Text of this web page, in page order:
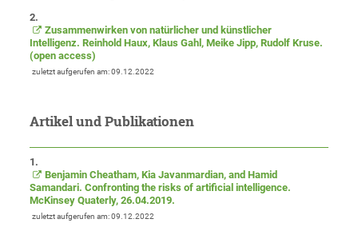
2.
Zusammenwirken von natürlicher und künstlicher
Intelligenz. Reinhold Haux, Klaus Gahl, Meike Jipp, Rudolf Kruse.
(open access)
zuletzt aufgerufen am: 09.12.2022
Artikel und Publikationen
1.
Benjamin Cheatham, Kia Javanmardian, and Hamid
Samandari. Confronting the risks of artificial intelligence.
McKinsey Quaterly, 26.04.2019.
zuletzt aufgerufen am: 09.12.2022